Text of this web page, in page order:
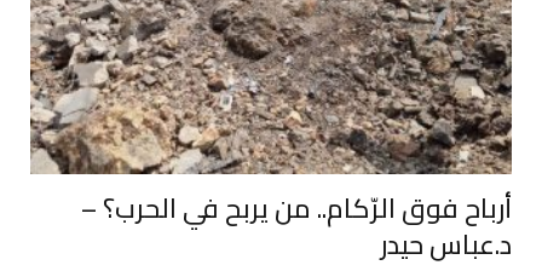
أرباح فوق الرّكام.. من يربح في الحرب؟ –
د.عباس حيدر